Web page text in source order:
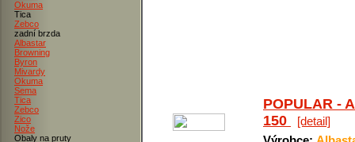
Okuma
Tica
Zebco
zadní brzda
Albastar
Browning
Byron
Mivardy
Okuma
Sema
Tica
Zebco
Zico
Nože
Obaly na pruty
POPULAR -
150
[detail]